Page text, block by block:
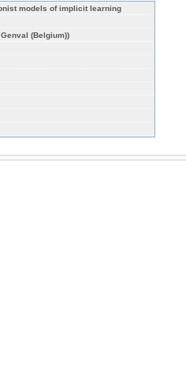
models of implicit learning
(Belgium))